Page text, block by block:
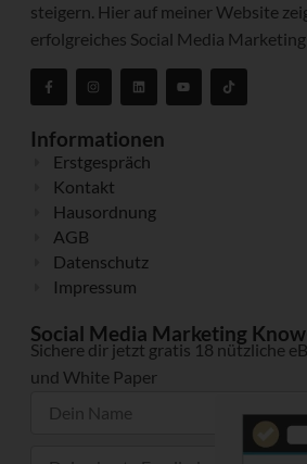
steigern. Hier auf meiner Website
erfolgreiches Social Media
Informationen
Erstgespräch
Kontakt
Hausordnung
AGB
Datenschutz
Impressum
Social Media Marketing
Sichere dir jetzt gratis 18 nützliche
und White Paper